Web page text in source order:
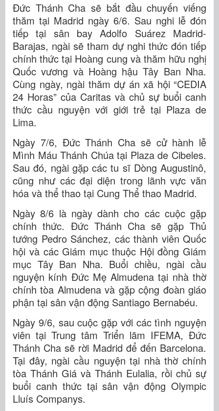
Đức Thánh Cha sẽ bắt đầu chuyến viếng
thăm tại Madrid ngày 6/6. Sau nghi lễ đón
tiếp tại sân bay Adolfo Suárez Madrid-
Barajas, ngài sẽ tham dự nghi thức đón tiếp
chính thức tại Hoàng cung và thăm hữu nghị
Quốc vương và Hoàng hậu Tây Ban Nha.
Cùng ngày, ngài thăm dự án xã hội “CEDIA
24 Horas” của Caritas và chủ sự buổi canh
thức cầu nguyện với giới trẻ tại Plaza de
Lima.
Ngày 7/6, Đức Thánh Cha sẽ cử hành lễ
Mình Máu Thánh Chúa tại Plaza de Cibeles.
Sau đó, ngài gặp các tu sĩ Dòng Augustinô,
cũng như các đại diện trong lãnh vực văn
hóa và thể thao tại Cung Thể thao Madrid.
Ngày 8/6 là ngày dành cho các cuộc gặp
chính thức. Đức Thánh Cha sẽ gặp Thủ
tướng Pedro Sánchez, các thành viên Quốc
hội và các Giám mục thuộc Hội đồng Giám
mục Tây Ban Nha. Buổi chiều, ngài cầu
nguyện kính Đức Mẹ Almudena tại nhà thờ
chính tòa Almudena và gặp cộng đoàn giáo
phận tại sân vận động Santiago Bernabéu.
Ngày 9/6, sau cuộc gặp với các tình nguyện
viên tại Trung tâm Triển lãm IFEMA, Đức
Thánh Cha sẽ rời Madrid để đến Barcelona.
Tại đây, ngài cầu nguyện tại nhà thờ chính
tòa Thánh Giá và Thánh Eulalia, rồi chủ sự
buổi canh thức tại sân vận động Olympic
Lluís Companys.